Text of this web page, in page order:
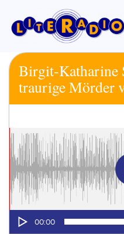
Inhalt
springen
Birgit-Katharine
traurige Mörder